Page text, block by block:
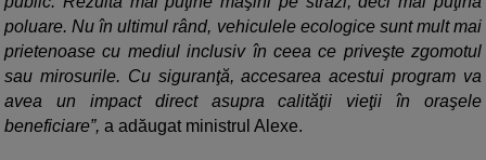
poluare. Nu în ultimul rând, vehiculele ecologice sunt mult mai
prietenoase cu mediul inclusiv în ceea ce priveşte zgomotul
sau mirosurile. Cu siguranţă, accesarea acestui program va
avea un impact direct asupra calităţii vieţii în oraşele
beneficiare”, a adăugat ministrul Alexe.